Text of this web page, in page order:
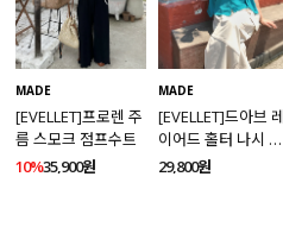
MADE
[EVELLET]프로렌 주
름 스모크 점프수트
10%35,900원
MADE
[EVELLET]드아브 레
이어드 홀터 나시 가
디건 티셔츠
29,800원